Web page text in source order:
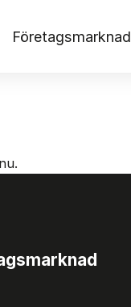
Företagsmarknad